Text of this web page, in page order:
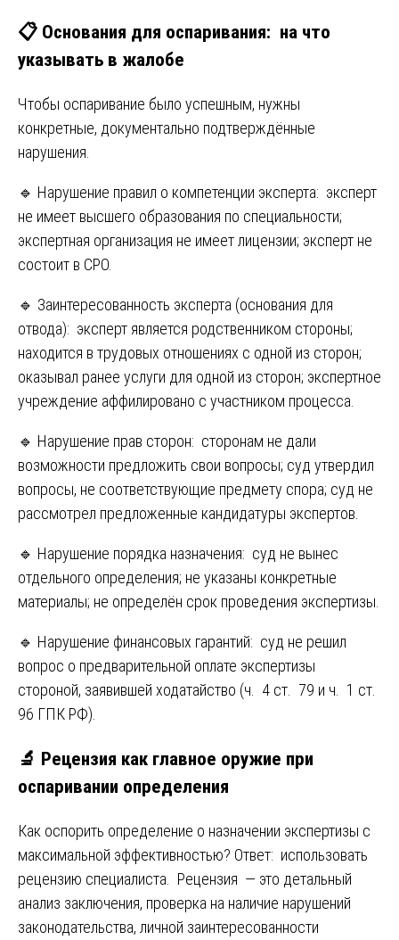
📋 Основания для оспаривания: на что
указывать в жалобе
Чтобы оспаривание было успешным, нужны
конкретные, документально подтверждённые
нарушения.
🔹 Нарушение правил о компетенции эксперта: эксперт
не имеет высшего образования по специальности;
экспертная организация не имеет лицензии; эксперт не
состоит в СРО.
🔹 Заинтересованность эксперта (основания для
отвода): эксперт является родственником стороны;
находится в трудовых отношениях с одной из сторон;
оказывал ранее услуги для одной из сторон; экспертное
учреждение аффилировано с участником процесса.
🔹 Нарушение прав сторон: сторонам не дали
возможности предложить свои вопросы; суд утвердил
вопросы, не соответствующие предмету спора; суд не
рассмотрел предложенные кандидатуры экспертов.
🔹 Нарушение порядка назначения: суд не вынес
отдельного определения; не указаны конкретные
материалы; не определён срок проведения экспертизы.
🔹 Нарушение финансовых гарантий: суд не решил
вопрос о предварительной оплате экспертизы
стороной, заявившей ходатайство (ч. 4 ст. 79 и ч. 1 ст.
96 ГПК РФ).
🔬 Рецензия как главное оружие при
оспаривании определения
Как оспорить определение о назначении экспертизы с
максимальной эффективностью? Ответ: использовать
рецензию специалиста. Рецензия — это детальный
анализ заключения, проверка на наличие нарушений
законодательства, личной заинтересованности